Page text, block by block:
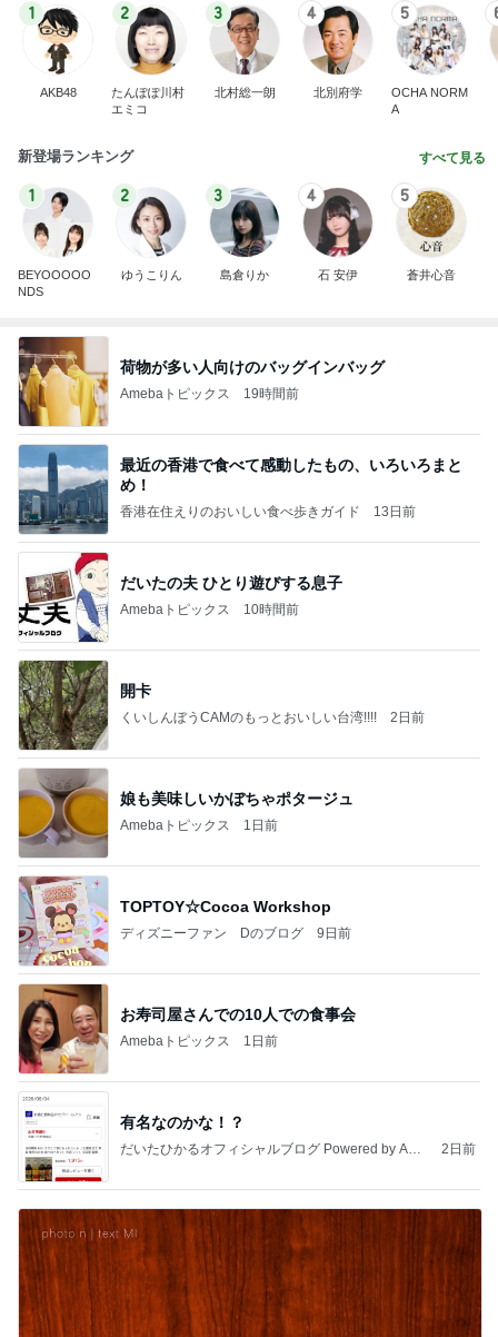
1
AKB48
2
たんぽぽ川村
エミコ
3
北村総一朗
4
北別府学
5
OCHA NORM
A
新登場ランキング すべて見る
1
BEYOOOOO
NDS
2
ゆうこりん
3
島倉りか
4
石 安伊
5
蒼井心音
荷物が多い人向けのバッグインバッグ
Amebaトピックス 19時間前
最近の香港で食べて感動したもの、いろいろまと
め！
香港在住えりのおいしい食べ歩きガイド 13日前
だいたの夫 ひとり遊びする息子
Amebaトピックス 10時間前
開卡
くいしんぼうCAMのもっとおいしい台湾!!!! 2日前
娘も美味しいかぼちゃポタージュ
Amebaトピックス 1日前
TOPTOY☆Cocoa Workshop
ディズニーファン Dのブログ 9日前
お寿司屋さんでの10人での食事会
Amebaトピックス 1日前
有名なのかな！？
だいたひかるオフィシャルブログ Powered by Ame
2日前